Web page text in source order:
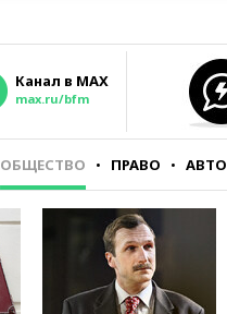
Канал в MAX
max.ru/bfm
ОБЩЕСТВО ПРАВО АВТО